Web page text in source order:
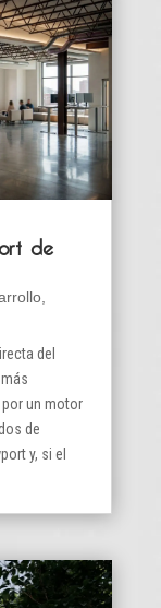
de
,
del
un motor
de
y, si el